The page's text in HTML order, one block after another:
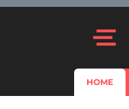
HOME